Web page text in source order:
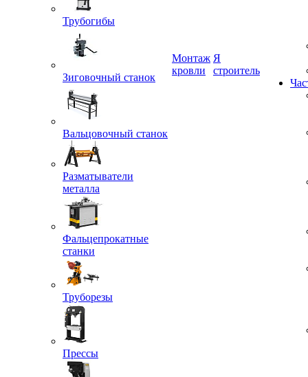
Трубогибы
Зиговочный станок
Вальцовочный станок
Разматыватели
металла
Фальцепрокатные
станки
Труборезы
Прессы
Монтаж
кровли
Я
строитель